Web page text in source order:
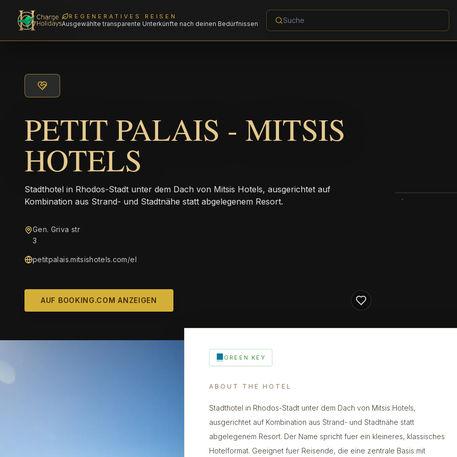
REGENERATIVES REISEN
Ausgewählte transparente Unterkünfte nach deinen Bedürfnissen
PETIT PALAIS - MITSIS
HOTELS
Stadthotel in Rhodos-Stadt unter dem Dach von Mitsis Hotels, ausgerichtet auf
Kombination aus Strand- und Stadtnähe statt abgelegenem Resort.
Gen. Griva str
3
petitpalais.mitsishotels.com/el
AUF BOOKING.COM ANZEIGEN
GREEN KEY
ABOUT THE HOTEL
Stadthotel in Rhodos-Stadt unter dem Dach von Mitsis Hotels,
ausgerichtet auf Kombination aus Strand- und Stadtnähe statt
abgelegenem Resort. Der Name spricht fuer ein kleineres, klassisches
Hotelformat. Geeignet fuer Reisende, die eine zentrale Basis mit